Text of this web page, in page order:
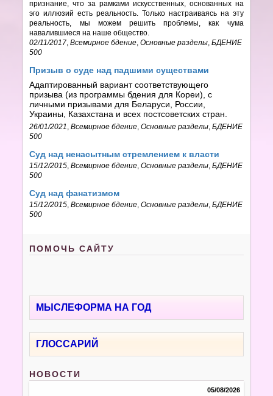
признание, что за рамками искусственных, основанных на
эго иллюзий есть реальность. Только настраиваясь на эту
реальность, мы можем решить проблемы, как чума
навалившиеся на наше общество.
02/11/2017 ,Всемирное бдение ,Основные разделы ,БДЕНИЕ
500
Призыв о суде над падшими существами
Адаптированный вариант соответствующего
призыва (из программы бдения для Кореи), с
личными призывами для Беларуси, России,
Украины, Казахстана и всех постсоветских стран.
26/01/2021 ,Всемирное бдение ,Основные разделы ,БДЕНИЕ
500
Суд над ненасытным стремлением к власти
15/12/2015 ,Всемирное бдение ,Основные разделы ,БДЕНИЕ
500
Суд над фанатизмом
15/12/2015 ,Всемирное бдение ,Основные разделы ,БДЕНИЕ
500
ПОМОЧЬ САЙТУ
МЫСЛЕФОРМА НА ГОД
ГЛОССАРИЙ
НОВОСТИ
05/08/2026